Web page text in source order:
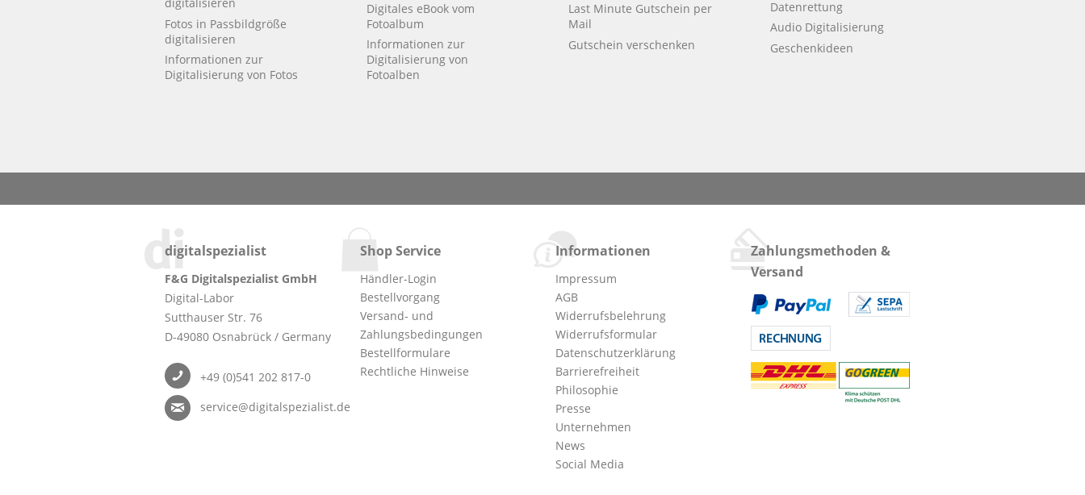
digitalisieren
Fotos in Passbildgröße
digitalisieren
Informationen zur
Digitalisierung von Fotos
Digitales eBook vom
Fotoalbum
Informationen zur
Digitalisierung von
Fotoalben
Last Minute Gutschein per
Mail
Gutschein verschenken
Datenrettung
Audio Digitalisierung
Geschenkideen
digitalspezialist
F&G Digitalspezialist GmbH
Digital-Labor
Sutthauser Str. 76
D-49080 Osnabrück / Germany
+49 (0)541 202 817-0
service@digitalspezialist.de
Shop Service
Händler-Login
Bestellvorgang
Versand- und
Zahlungsbedingungen
Bestellformulare
Rechtliche Hinweise
Informationen
Impressum
AGB
Widerrufsbelehrung
Widerrufsformular
Datenschutzerklärung
Barrierefreiheit
Philosophie
Presse
Unternehmen
News
Social Media
Zahlungsmethoden &
Versand